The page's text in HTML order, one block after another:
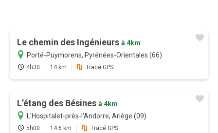
Le chemin des Ingénieurs à 4km
Porté-Puymorens, Pyrénées-Orientales (66)
4h30 14 km Tracé GPS
L’étang des Bésines à 4km
L'Hospitalet-près-l'Andorre, Ariège (09)
5h00 14.6 km Tracé GPS